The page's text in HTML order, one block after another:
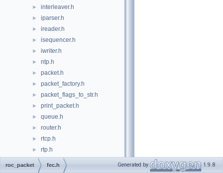
► interleaver.h
► iparser.h
► ireader.h
► isequencer.h
► iwriter.h
► ntp.h
► packet.h
► packet_factory.h
► packet_flags_to_str.h
► print_packet.h
► queue.h
► router.h
► rtcp.h
► rtp.h
shipper.h
sorted_queue.h
roc_packet fec.h Generated by 1.9.8